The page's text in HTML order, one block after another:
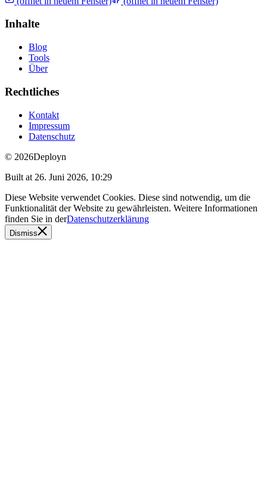
Inhalte
Blog
Tools
Über
Rechtliches
Kontakt
Impressum
Datenschutz
© 2026Deployn
Built at 26. Juni 2026, 10:29
Diese Website verwendet Cookies. Diese sind notwendig, um die
Funktionalität der Website zu gewährleisten. Weitere Informationen
finden Sie in derDatenschutzerklärung
Dismiss